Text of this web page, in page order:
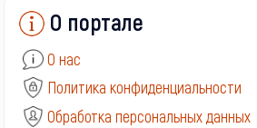
О портале
О нас
Политика конфиденциальности
Обработка персональных данных